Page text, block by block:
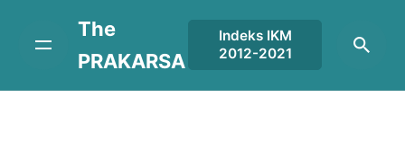
content
The
PRAKARSA
Indeks IKM
2012-2021